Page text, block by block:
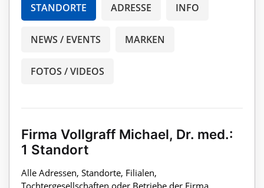
STANDORTE ADRESSE INFO
NEWS / EVENTS MARKEN
FOTOS / VIDEOS
Firma Vollgraff Michael, Dr. med.:
1 Standort
Alle Adressen, Standorte, Filialen,
Tochtergesellschaften oder Betriebe der Firma